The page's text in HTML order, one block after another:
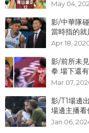
May 04,
影/中華隊
當時指的就
Apr 18,
影/前所未
拳 場下還
Mar 07,
影/T1場邊
場邊主播看
Jan 06,